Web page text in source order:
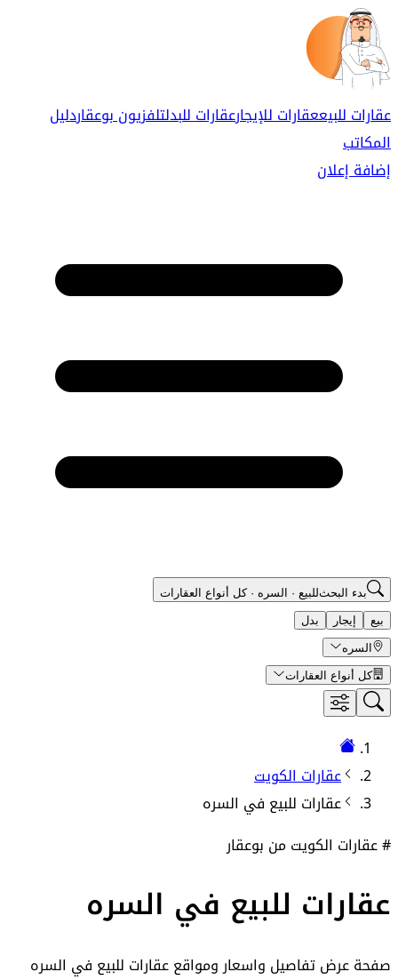
عقارات للبيععقارات للإيجارعقارات للبدلتلفزيون بوعقاردليل
المكاتب
إضافة إعلان
بدء البحثللبيع · السره · كل أنواع العقارات
بيع إيجار بدل
السره
كل أنواع العقارات
عقارات الكويت
عقارات للبيع في السره
# عقارات الكويت من بوعقار
عقارات للبيع في السره
صفحة عرض تفاصيل واسعار ومواقععقارات للبيع في السره